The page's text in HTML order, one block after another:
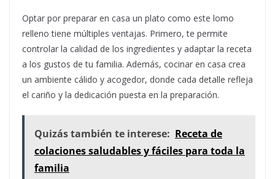
Optar por preparar en casa un plato como este lomo
relleno tiene múltiples ventajas. Primero, te permite
controlar la calidad de los ingredientes y adaptar la receta
a los gustos de tu familia. Además, cocinar en casa crea
un ambiente cálido y acogedor, donde cada detalle refleja
el cariño y la dedicación puesta en la preparación.
Quizás también te interese: Receta de
colaciones saludables y fáciles para toda la
familia